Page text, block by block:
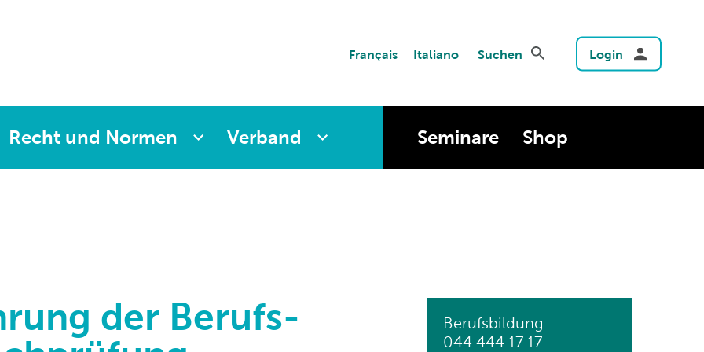
Français Italiano Suchen Login
Recht und Normen Verband Seminare Shop
der Berufs-
Berufsbildung
044 444 17 17